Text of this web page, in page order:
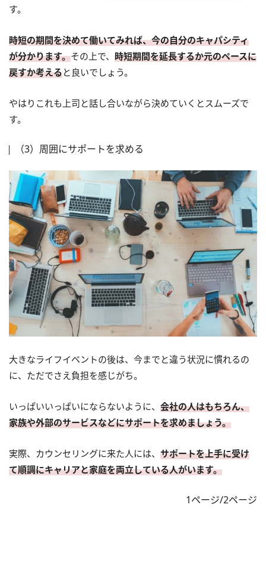
す。
時短の期間を決めて働いてみれば、今の自分のキャパシティ
が分かります。その上で、 時短期間を延長するか元のペースに
戻すか考えると良いでしょう。
やはりこれも上司と話し合いながら決めていくとスムーズで
す。
（3）周囲にサポートを求める
大きなライフイベントの後は、今までと違う状況に慣れるの
に、ただでさえ負担を感じがち。
いっぱいいっぱいにならないように、 会社の人はもちろん、
家族や外部のサービスなどにサポートを求めましょう。
実際、カウンセリングに来た人には、 サポートを上手に受け
て順調にキャリアと家庭を両立している人がいます。
1ページ/2ページ